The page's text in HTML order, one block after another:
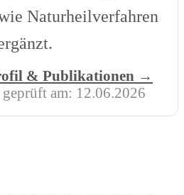
Naturheilverfahren
& Publikationen →
am: 12.06.2026